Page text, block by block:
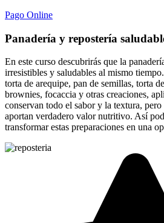
Pago Online
Panadería y repostería
En este curso descubrirás que la
irresistibles y saludables al mismo
torta de arequipe, pan de semillas, torta
brownies, focaccia y otras creaciones,
conservan todo el sabor y la textura,
aportan verdadero valor nutritivo. Así
transformar estas preparaciones en una